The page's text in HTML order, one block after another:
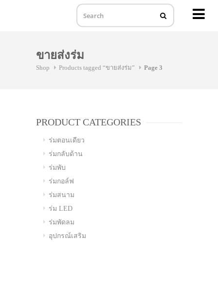
ขายส่งร่ม
Shop Products tagged “ขายส่งร่ม” Page 3
PRODUCT CATEGORIES
ร่มตอนเดียว
ร่มกลับด้าน
ร่มพับ
ร่มกอล์ฟ
ร่มสนาม
ร่ม LED
ร่มพัดลม
อุปกรณ์เสริม